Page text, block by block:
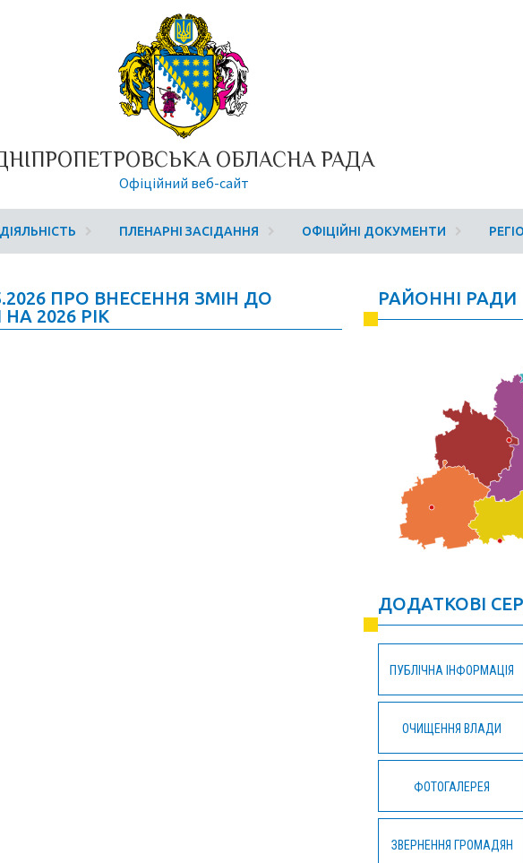
ОБЛАСНА РАДА
Офіційний веб-сайт
ДІЯЛЬНІСТЬ ПЛЕНАРНІ ЗАСІДАННЯ ОФІЦІЙНІ ДОКУМЕНТИ
ПРО ВНЕСЕННЯ ЗМІН ДО
2026 РІК
РАЙОННІ РАДИ
ДОДАТКОВІ
ПУБЛІЧНА ІНФОРМАЦІЯ
ОЧИЩЕННЯ ВЛАДИ
ФОТОГАЛЕРЕЯ
ЗВЕРНЕННЯ ГРОМАДЯН